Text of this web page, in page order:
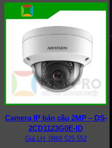
Camera IP bán cầu 2MP – DS-
2CD1123G0E-ID
Giá LH: 0869 525 552